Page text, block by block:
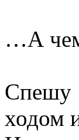
…А чем
Спешу
ходом